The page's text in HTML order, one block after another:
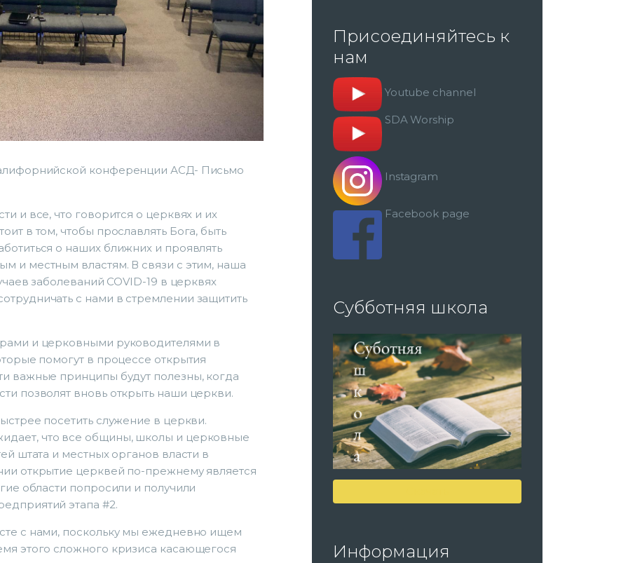
конференции АСД- Письмо
и все, что говорится о церквях и их
в том, чтобы прославлять Бога, быть
о наших ближних и проявлять
и местным властям. В связи с этим, наша
заболеваний COVID-19 в церквях
с нами в стремлении защитить
и церковными руководителями в
помогут в процессе открытия
важные принципы будут полезны, когда
позволят вновь открыть наши церкви.
посетить служение в церкви.
что все общины, школы и церковные
штата и местных органов власти в
открытие церквей по-прежнему является
области попросили и получили
этапа #2.
с нами, поскольку мы ежедневно ищем
этого сложного кризиса касающегося
Присоединяйтесь к
нам
Youtube channel
SDA Worship
Instagram
Facebook page
Субботняя школа
Информация